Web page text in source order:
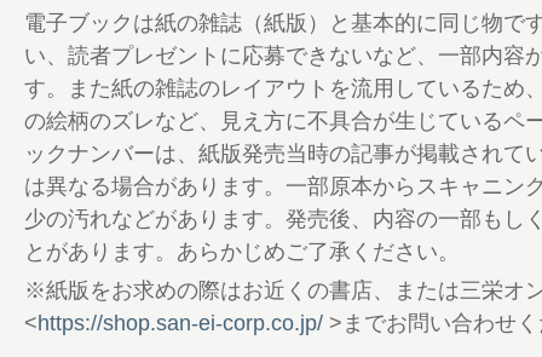
63 チャレンジカップ（下関）展望
68 レディースチャレンジカップ（下関）
70 マクール厳選 下関観光ガイド
72 師弟の絆─佐々木裕美・福山恵里奈─
76 ボートレーサーズ・ホットライン
80 全国BTS探訪─朝来─
82 SG回収率ファンド2024
83 なでしこフリーランキング
84 月間フリーランキング
86 好調選手をどう狙う？
88 ひまひまデータOFFLINE
電子ブックは紙の雑誌（紙版）と基本的に同じ物で
い、読者プレゼントに応募できないなど、一部内容
す。また紙の雑誌のレイアウトを流用しているため
の絵柄のズレなど、見え方に不具合が生じているペ
ックナンバーは、紙版発売当時の記事が掲載されて
は異なる場合があります。一部原本からスキャニン
少の汚れなどがあります。発売後、内容の一部もし
とがあります。あらかじめご了承ください。
※紙版をお求めの際はお近くの書店、または三栄オ
<https://shop.san-ei-corp.co.jp/ >までお問い合わせ